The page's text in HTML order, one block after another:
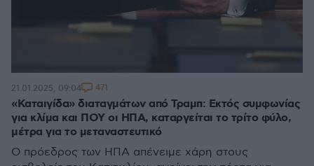
«Καταιγίδα» διαταγμάτων από Τραμπ: Εκτός συμφωνίας
για κλίμα και ΠΟΥ οι ΗΠΑ, καταργείται το τρίτο φύλο,
μέτρα για το μεταναστευτικό
Ο πρόεδρος των ΗΠΑ απένειμε χάρη στους
21.01.2025, 09:04 471